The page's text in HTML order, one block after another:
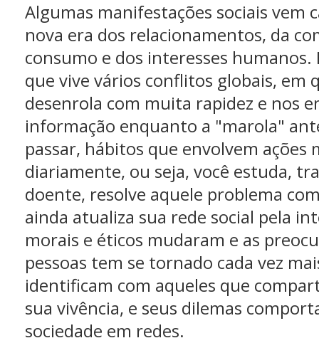
Algumas manifestações sociais vem
nova era dos relacionamentos, da
consumo e dos interesses humanos.
que vive vários conflitos globais, em
desenrola com muita rapidez e nos
informação enquanto a "marola"
passar, hábitos que envolvem ações
diariamente, ou seja, você estuda,
doente, resolve aquele problema
ainda atualiza sua rede social pela
morais e éticos mudaram e as
pessoas tem se tornado cada vez
identificam com aqueles que
sua vivência, e seus dilemas
sociedade em redes.